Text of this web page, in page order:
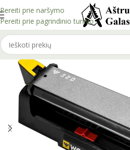
Pereiti prie naršymo
Pereiti prie pagrindinio turinio